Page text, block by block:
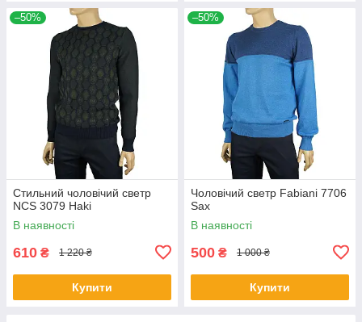
–50%
Стильний чоловічий светр
NCS 3079 Haki
В наявності
610 ₴ 1 220 ₴
Купити
–50%
Чоловічий светр Fabiani 7706
Sax
В наявності
500 ₴ 1 000 ₴
Купити